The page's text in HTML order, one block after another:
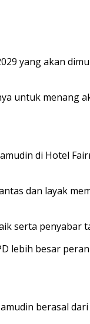
yang akan
untuk menang
di Hotel
dan layak
serta penyabar
lebih besar
berasal